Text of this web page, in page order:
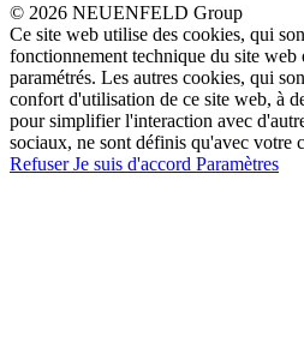
© 2026 NEUENFELD Group
Ce site web utilise des cookies, qui
fonctionnement technique du site web
paramétrés. Les autres cookies, qui
confort d'utilisation de ce site web, à
pour simplifier l'interaction avec
sociaux, ne sont définis qu'avec votre
RefuserJe suis d'accord Paramètres